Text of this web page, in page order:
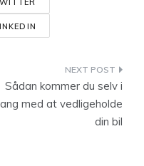
Sådan kommer du selv i
med at vedligeholde
din bil